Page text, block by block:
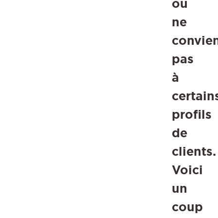
ou
ne
pas
à
profils
de
clients.
Voici
un
coup